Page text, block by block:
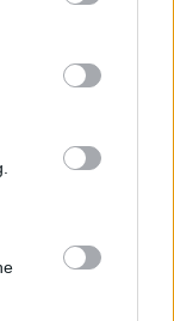
party tags to
below Google
θα
που θα